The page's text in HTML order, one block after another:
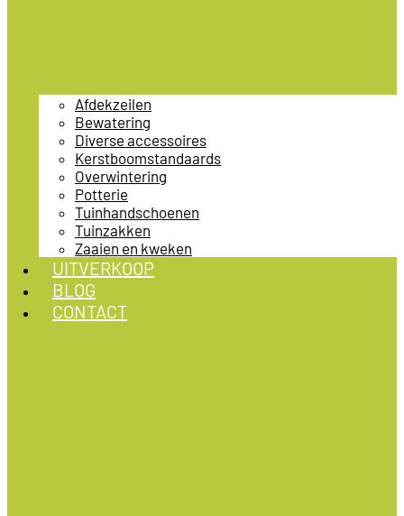
Afdekzeilen
Bewatering
Diverse accessoires
Kerstboomstandaards
Overwintering
Potterie
Tuinhandschoenen
Tuinzakken
Zaaien en kweken
UITVERKOOP
BLOG
CONTACT